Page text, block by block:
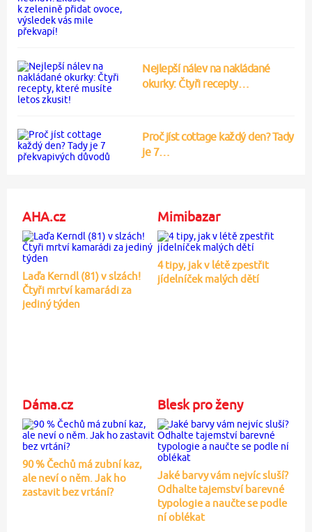
Nejlepší nálev na nakládané
okurky: Čtyři recepty…
Proč jíst cottage každý den? Tady
je 7…
AHA.cz
Laďa Kerndl (81) v slzách!
Čtyři mrtví kamarádi za
jediný týden
Mimibazar
4 tipy, jak v létě zpestřit
jídelníček malých dětí
Dáma.cz
90 % Čechů má zubní kaz,
ale neví o něm. Jak ho
zastavit bez vrtání?
Blesk pro ženy
Jaké barvy vám nejvíc sluší?
Odhalte tajemství barevné
typologie a naučte se podle
ní oblékat